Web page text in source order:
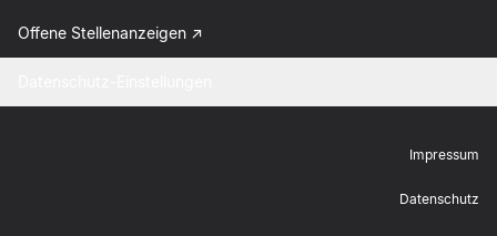
Offene Stellenanzeigen
Impressum
Datenschutz